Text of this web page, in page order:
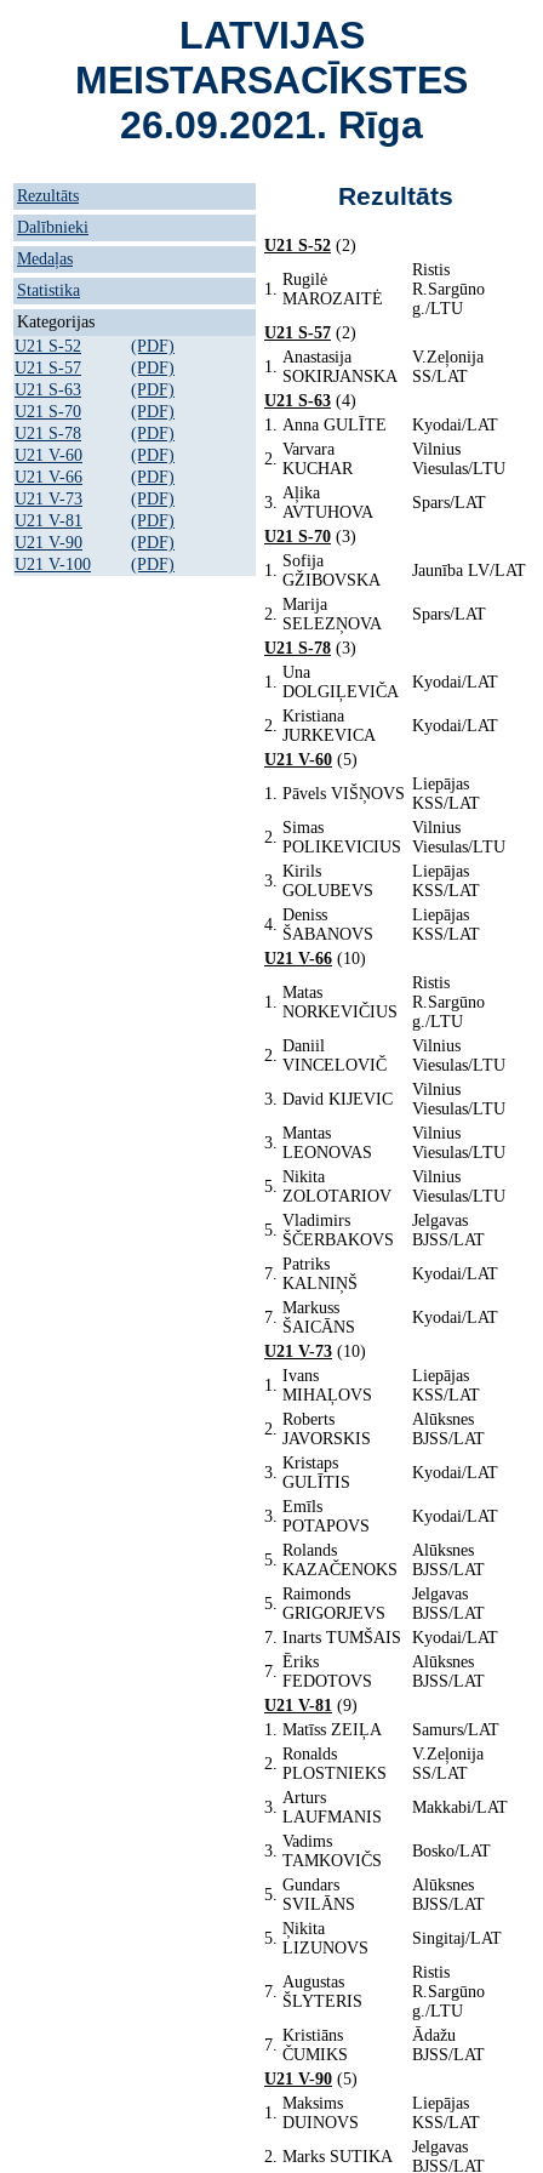
LATVIJAS
MEISTARSACĪKSTES
26.09.2021. Rīga
Rezultāts
Dalībnieki
Medaļas
Statistika
Kategorijas
U21 S-52
(PDF)
U21 S-57
(PDF)
U21 S-63
(PDF)
U21 S-70
(PDF)
U21 S-78
(PDF)
U21 V-60
(PDF)
U21 V-66
(PDF)
U21 V-73
(PDF)
U21 V-81
(PDF)
U21 V-90
(PDF)
U21 V-100
(PDF)
Rezultāts
U21 S-52 (2)
1.
Rugilė
MAROZAITĖ
Ristis
R.Sargūno
g./LTU
U21 S-57 (2)
1.
Anastasija
SOKIRJANSKA
V.Zeļonija
SS/LAT
U21 S-63 (4)
1. Anna GULĪTE
Kyodai/LAT
2.
Varvara
KUCHAR
Vilnius
Viesulas/LTU
3.
Aļika
AVTUHOVA
Spars/LAT
U21 S-70 (3)
1.
Sofija
GŽIBOVSKA
Jaunība LV/LAT
2.
Marija
SELEZŅOVA
Spars/LAT
U21 S-78 (3)
1.
Una
DOLGIĻEVIČA
Kyodai/LAT
2.
Kristiana
JURKEVICA
Kyodai/LAT
U21 V-60 (5)
1. Pāvels VIŠŅOVS
Liepājas
KSS/LAT
2.
Simas
POLIKEVICIUS
Vilnius
Viesulas/LTU
3.
Kirils
GOLUBEVS
Liepājas
KSS/LAT
4.
Deniss
ŠABANOVS
Liepājas
KSS/LAT
U21 V-66 (10)
1.
Matas
NORKEVIČIUS
Ristis
R.Sargūno
g./LTU
2.
Daniil
VINCELOVIČ
Vilnius
Viesulas/LTU
3. David KIJEVIC
Vilnius
Viesulas/LTU
3.
Mantas
LEONOVAS
Vilnius
Viesulas/LTU
5.
Nikita
ZOLOTARIOV
Vilnius
Viesulas/LTU
5.
Vladimirs
ŠČERBAKOVS
Jelgavas
BJSS/LAT
7.
Patriks
KALNIŅŠ
Kyodai/LAT
7.
Markuss
ŠAICĀNS
Kyodai/LAT
U21 V-73 (10)
1.
Ivans
MIHAĻOVS
Liepājas
KSS/LAT
2.
Roberts
JAVORSKIS
Alūksnes
BJSS/LAT
3.
Kristaps
GULĪTIS
Kyodai/LAT
3.
Emīls
POTAPOVS
Kyodai/LAT
5.
Rolands
KAZAČENOKS
Alūksnes
BJSS/LAT
5.
Raimonds
GRIGORJEVS
Jelgavas
BJSS/LAT
7. Inarts TUMŠAIS
Kyodai/LAT
7.
Ēriks
FEDOTOVS
Alūksnes
BJSS/LAT
U21 V-81 (9)
1. Matīss ZEIĻA
Samurs/LAT
2.
Ronalds
PLOSTNIEKS
V.Zeļonija
SS/LAT
3.
Arturs
LAUFMANIS
Makkabi/LAT
3.
Vadims
TAMKOVIČS
Bosko/LAT
5.
Gundars
SVILĀNS
Alūksnes
BJSS/LAT
5.
Ņikita
LIZUNOVS
Singitaj/LAT
7.
Augustas
ŠLYTERIS
Ristis
R.Sargūno
g./LTU
7.
Kristiāns
ČUMIKS
Ādažu
BJSS/LAT
U21 V-90 (5)
1.
Maksims
DUINOVS
Liepājas
KSS/LAT
2. Marks SUTIKA
Jelgavas
BJSS/LAT